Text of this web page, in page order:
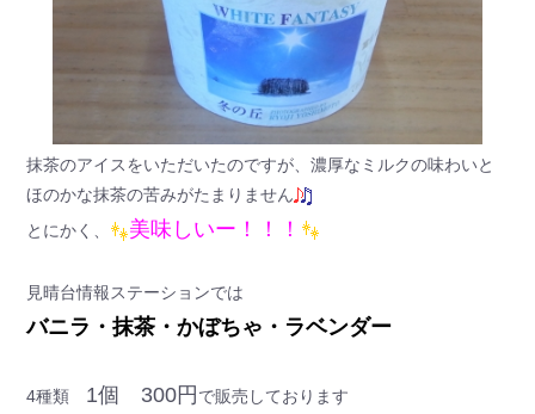
抹茶のアイスをいただいたのですが、濃厚なミルクの味わいと
ほのかな抹茶の苦みがたまりません
とにかく、
美味しいー！！！
見晴台情報ステーションでは
バニラ・抹茶・かぼちゃ・ラベンダー
4種類 1個 300円 で販売しております